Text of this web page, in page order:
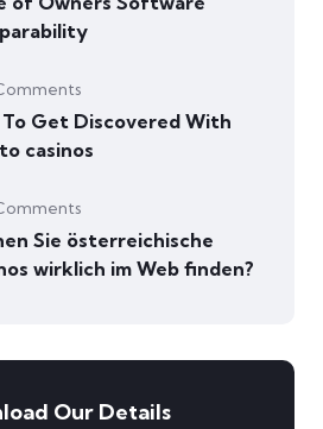
To Get Discovered With
casinos
Sie österreichische
wirklich im Web finden?
Our Details